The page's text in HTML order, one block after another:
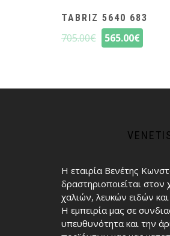
TABRIZ 5640 683
705.00€ 565.00€
Η εταιρία Βενέτης
δραστηριοποιείται
χαλιών, λευκών ειδών
Η εμπειρία μας σε
υπευθυνότητα και την